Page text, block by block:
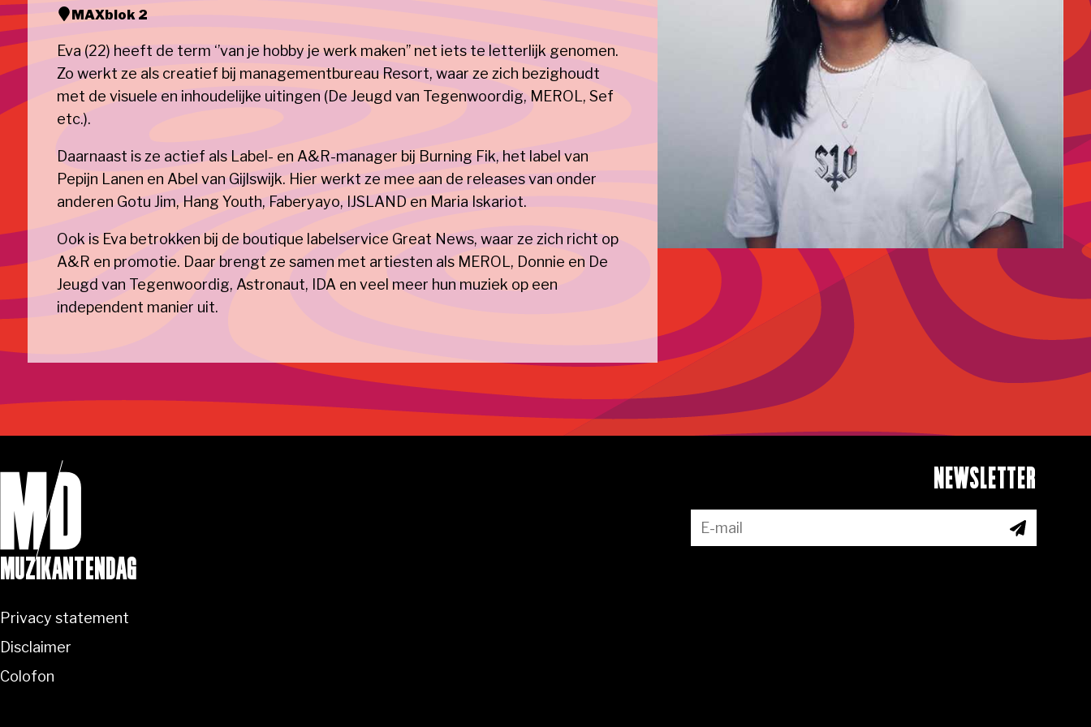
MAXblok 2
Eva (22) heeft de term ‘’van je hobby je werk maken’’ net iets te letterlijk genomen.
Zo werkt ze als creatief bij managementbureau Resort, waar ze zich bezighoudt
met de visuele en inhoudelijke uitingen (De Jeugd van Tegenwoordig, MEROL, Sef
etc.).
Daarnaast is ze actief als Label- en A&R-manager bij Burning Fik, het label van
Pepijn Lanen en Abel van Gijlswijk. Hier werkt ze mee aan de releases van onder
anderen Gotu Jim, Hang Youth, Faberyayo, IJSLAND en Maria Iskariot.
Ook is Eva betrokken bij de boutique labelservice Great News, waar ze zich richt op
A&R en promotie. Daar brengt ze samen met artiesten als MEROL, Donnie en De
Jeugd van Tegenwoordig, Astronaut, IDA en veel meer hun muziek op een
independent manier uit.
MUZIKANTENDAG
Privacy statement
Disclaimer
Colofon
NEWSLETTER
ABONNEER